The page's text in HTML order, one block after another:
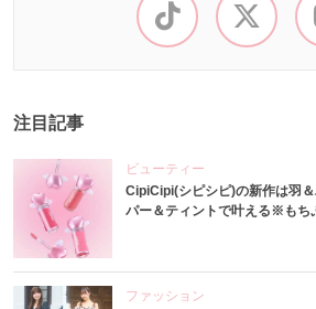
注目記事
ビューティー
CipiCipi(シピシピ)の新作は羽
パー＆ティントで叶える※も
ファッション